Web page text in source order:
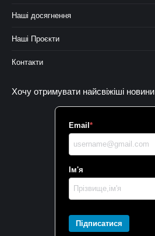
Наші досягнення
Наші Проєкти
Контакти
Хочу отримувати найсвіжіші новини
Email *
Ім'я
Підписатися